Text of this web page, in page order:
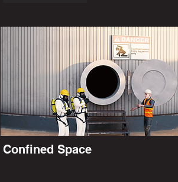
Confined Space